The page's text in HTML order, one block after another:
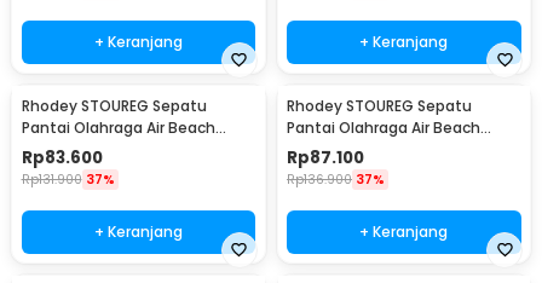
+ Keranjang + Keranjang
Rhodey STOUREG Sepatu
Pantai Olahraga Air Beach
Shoes 43 - 6688
Rp83.600
Rp131.900 37%
+ Keranjang
Rhodey STOUREG Sepatu
Pantai Olahraga Air Beach
Shoes 44 - 6688
Rp87.100
Rp136.900 37%
+ Keranjang